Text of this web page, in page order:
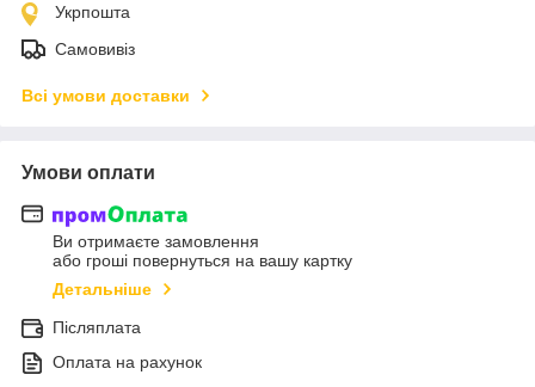
Укрпошта
Самовивіз
Всі умови доставки
Умови оплати
Ви отримаєте замовлення
або гроші повернуться на вашу картку
Детальніше
Післяплата
Оплата на рахунок